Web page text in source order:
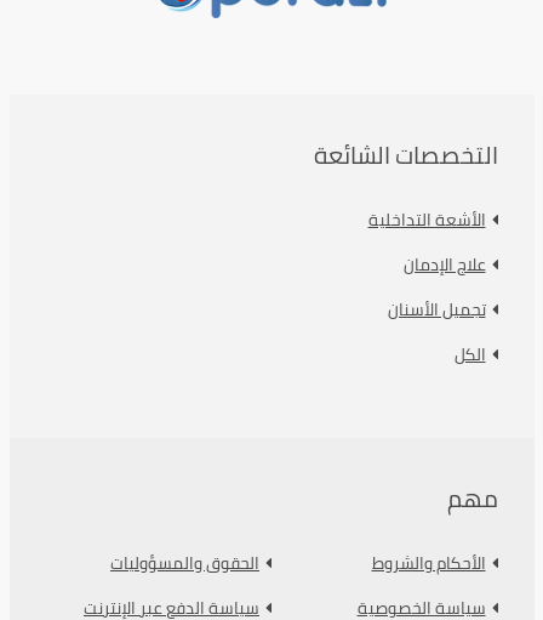
التخصصات الشائعة
الأشعة التداخلية
علاج الإدمان
تجميل الأسنان
الكل
مهم
الأحكام والشروط
سياسة الخصوصية
الحقوق والمسؤوليات
سياسة الدفع عبر الإنترنت